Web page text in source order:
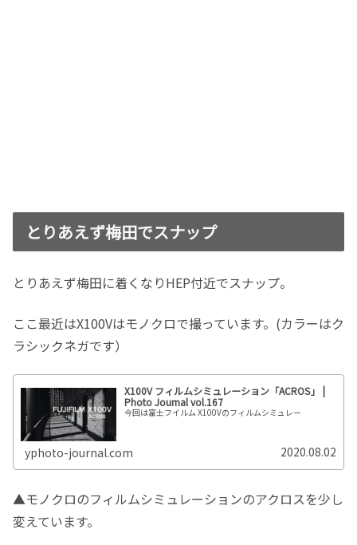
とりあえず梅田でスナップ
とりあえず梅田に着くなりHEP付近でスナップ。
ここ最近はX100Vはモノクロで撮っています。(カラーはク
ラシックネガです）
X100V フィルムシミュレーション「ACROS」 |
Photo Journal vol.167
今回は富士フイルム X100Vのフィルムシミュレー
yphoto-journal.com 2020.08.02
▲モノクロのフィルムシミュレーションのアクロスを少し
変えています。